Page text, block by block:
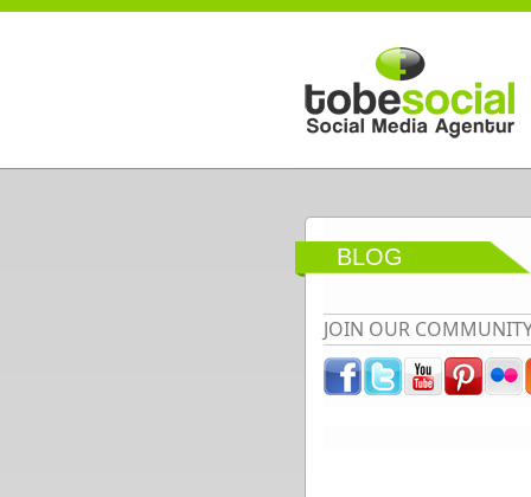
Direkt zum Inhalt
BLOG
JOIN OUR